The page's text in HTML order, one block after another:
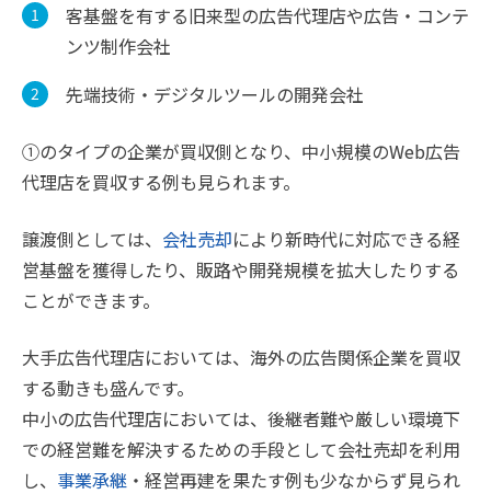
客基盤を有する旧来型の広告代理店や広告・コンテ
ンツ制作会社
先端技術・デジタルツールの開発会社
①のタイプの企業が買収側となり、中小規模のWeb広告
代理店を買収する例も見られます。
譲渡側としては、 会社売却により新時代に対応できる経
営基盤を獲得したり、販路や開発規模を拡大したりする
ことができます。
大手広告代理店においては、海外の広告関係企業を買収
する動きも盛んです。
中小の広告代理店においては、後継者難や厳しい環境下
での経営難を解決するための手段として会社売却を利用
し、 事業承継 ・経営再建を果たす例も少なからず見られ